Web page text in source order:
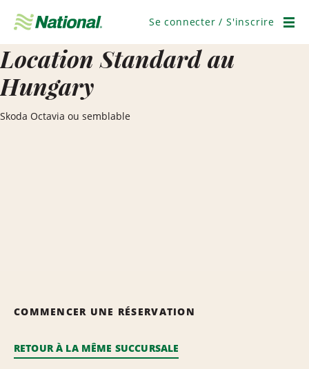
navigation
Se connecter / S'inscrire
Location Standard au
Hungary
Skoda Octavia ou semblable
COMMENCER UNE RÉSERVATION
RETOUR À LA MÊME SUCCURSALE